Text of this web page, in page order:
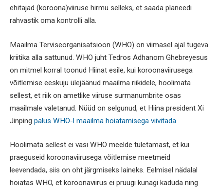
ehitajad (koroona)viiruse hirmu selleks, et saada planeedi
rahvastik oma kontrolli alla.
Maailma Terviseorganisatsioon (WHO) on viimasel ajal tugeva
kriitika alla sattunud. WHO juht Tedros Adhanom Ghebreyesus
on mitmel korral toonud Hiinat esile, kui koroonaviirusega
võitlemise eeskuju ülejäänud maailma riikidele, hoolimata
sellest, et riik on ametlike viiruse surmanumbrite osas
maailmale valetanud. Nüüd on selgunud, et Hiina president Xi
Jinping palus WHO-l maailma hoiatamisega viivitada.
Hoolimata sellest ei väsi WHO meelde tuletamast, et kui
praeguseid koroonaviirusega võitlemise meetmeid
leevendada, siis on oht järgmiseks laineks. Eelmisel nädalal
hoiatas WHO, et koroonaviirus ei pruugi kunagi kaduda ning